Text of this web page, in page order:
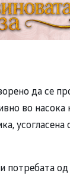
да се
во насока